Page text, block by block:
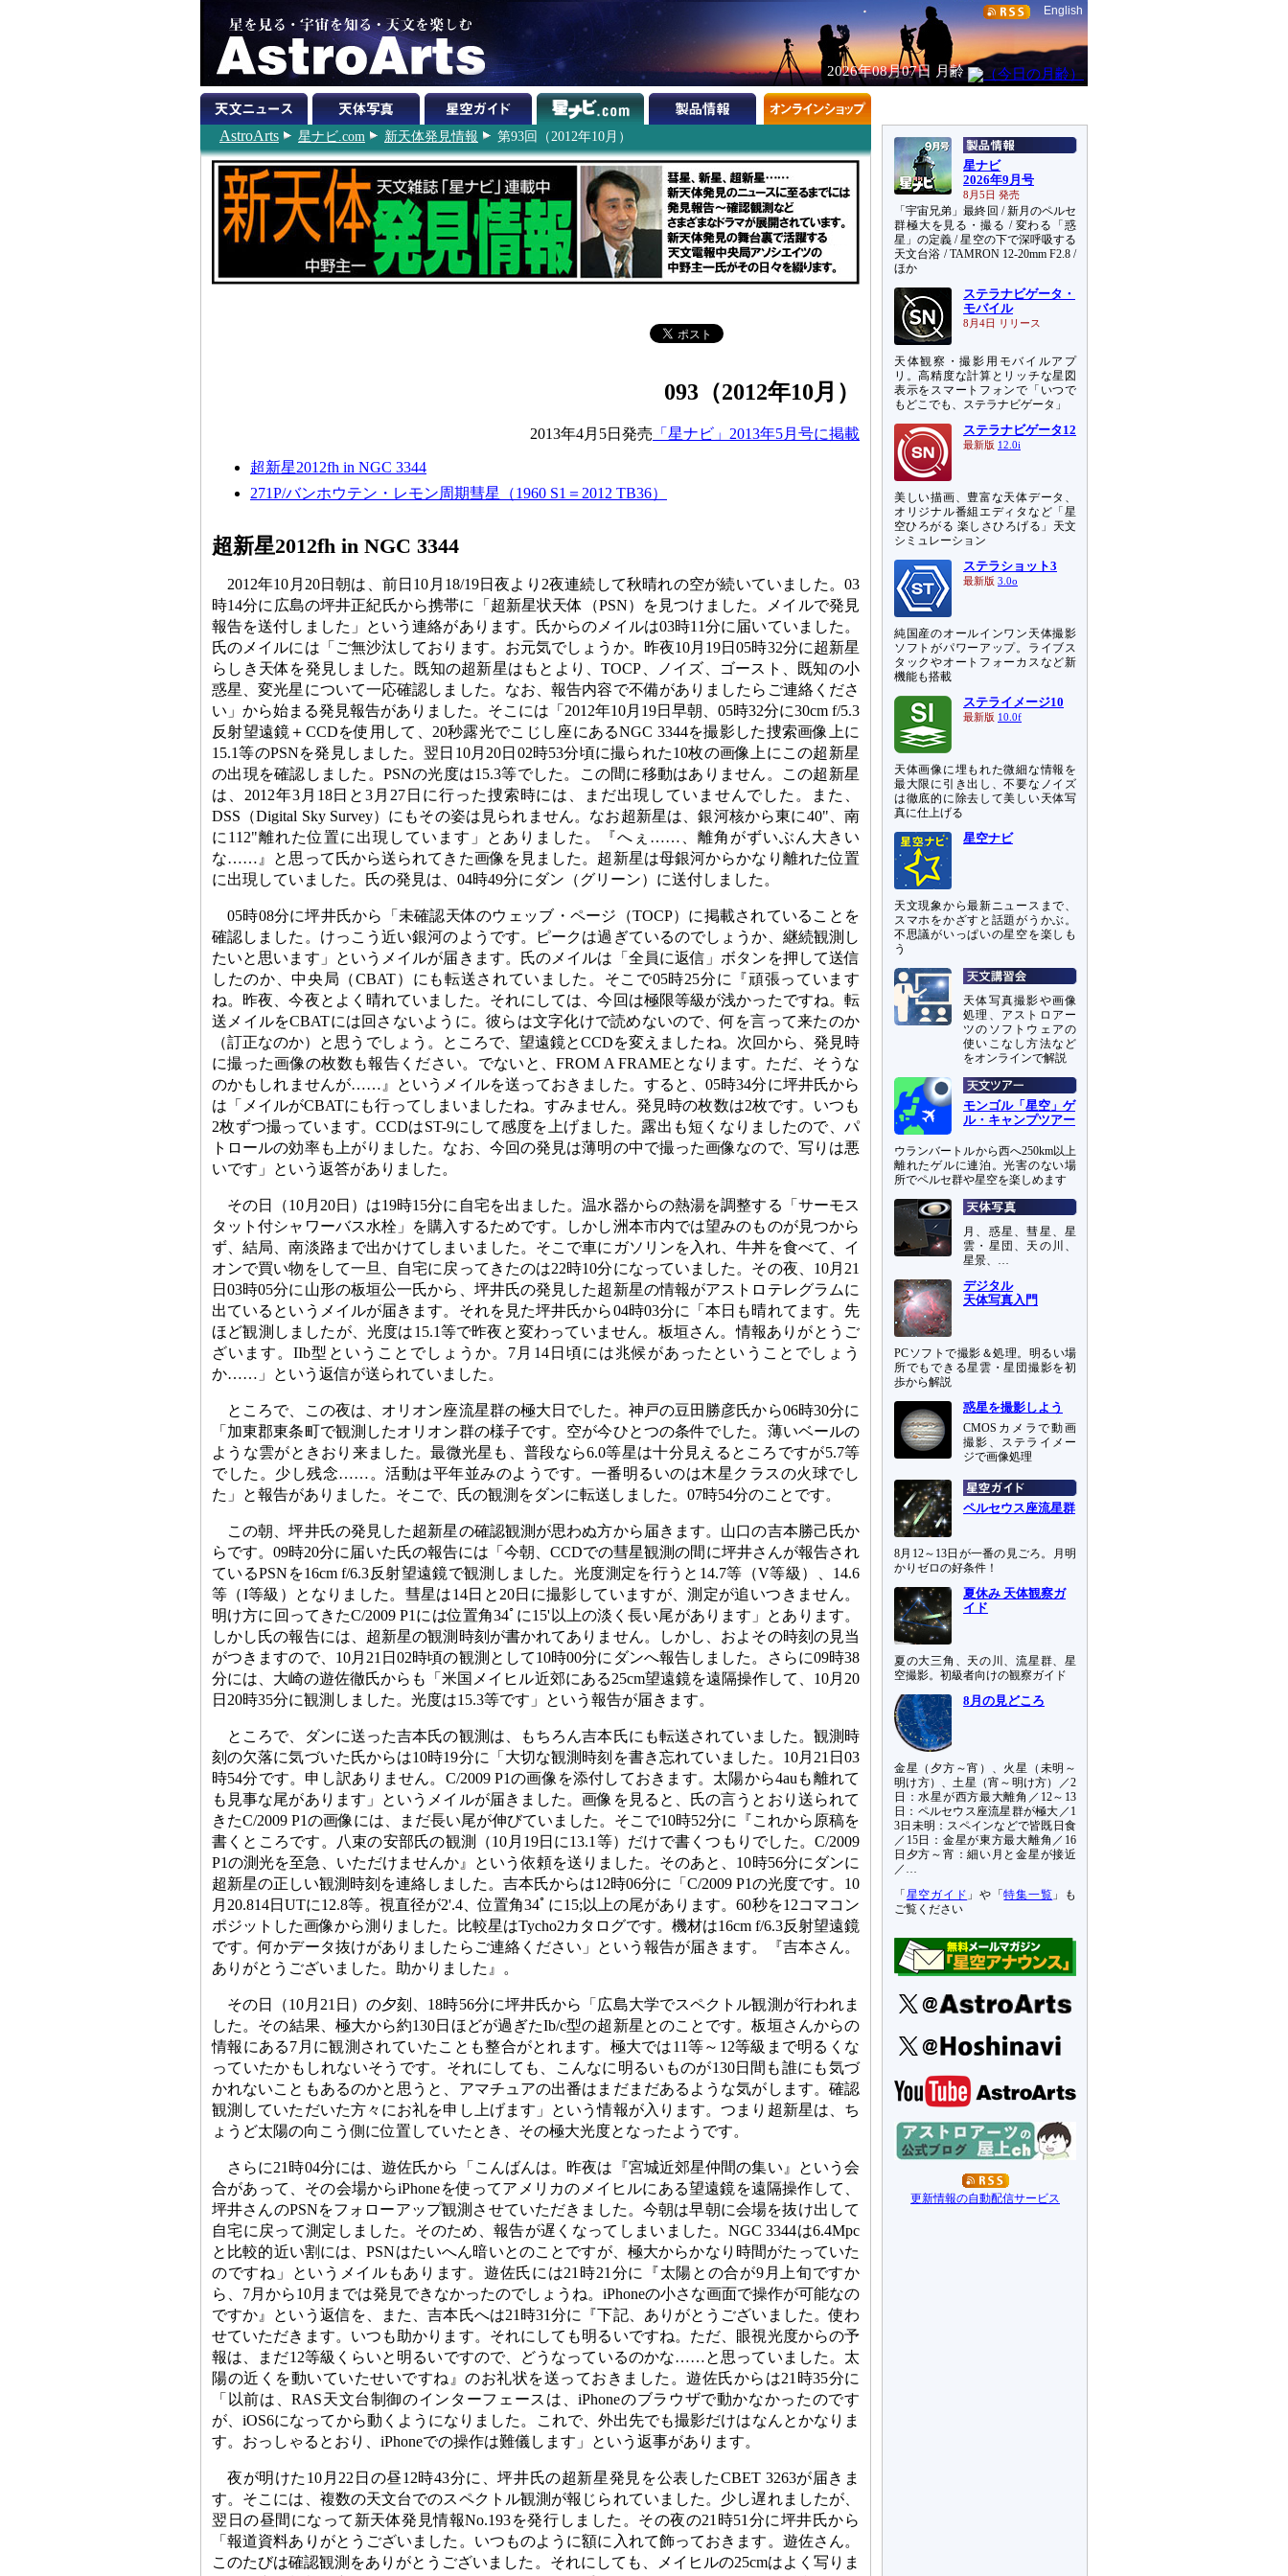
English
2026年08月07日 月齢
AstroArts 星ナビ.com 新天体発見情報 第93回（2012年10月）
093（2012年10月）
2013年4月5日発売 「星ナビ」2013年5月号に掲載
超新星2012fh in NGC 3344
271P/バンホウテン・レモン周期彗星（1960 S1＝2012 TB36）
超新星2012fh in NGC 3344
2012年10月20日朝は、前日10月18/19日夜より2夜連続して秋晴れの空が続いていました。03
時14分に広島の坪井正紀氏から携帯に「超新星状天体（PSN）を見つけました。メイルで発見
報告を送付しました」という連絡があります。氏からのメイルは03時11分に届いていました。
氏のメイルには「ご無沙汰しております。お元気でしょうか。昨夜10月19日05時32分に超新星
らしき天体を発見しました。既知の超新星はもとより、TOCP、ノイズ、ゴースト、既知の小
惑星、変光星について一応確認しました。なお、報告内容で不備がありましたらご連絡くださ
い」から始まる発見報告がありました。そこには「2012年10月19日早朝、05時32分に30cm f/5.3
反射望遠鏡＋CCDを使用して、20秒露光でこじし座にあるNGC 3344を撮影した捜索画像上に
15.1等のPSNを発見しました。翌日10月20日02時53分頃に撮られた10枚の画像上にこの超新星
の出現を確認しました。PSNの光度は15.3等でした。この間に移動はありません。この超新星
は、2012年3月18日と3月27日に行った捜索時には、まだ出現していませんでした。また、
DSS（Digital Sky Survey）にもその姿は見られません。なお超新星は、銀河核から東に40"、南
に112"離れた位置に出現しています」とありました。『へぇ……、離角がずいぶん大きい
な……』と思って氏から送られてきた画像を見ました。超新星は母銀河からかなり離れた位置
に出現していました。氏の発見は、04時49分にダン（グリーン）に送付しました。
05時08分に坪井氏から「未確認天体のウェッブ・ページ（TOCP）に掲載されていることを
確認しました。けっこう近い銀河のようです。ピークは過ぎているのでしょうか、継続観測し
たいと思います」というメイルが届きます。氏のメイルは「全員に返信」ボタンを押して送信
したのか、中央局（CBAT）にも転送されていました。そこで05時25分に『頑張っています
ね。昨夜、今夜とよく晴れていました。それにしては、今回は極限等級が浅かったですね。転
送メイルをCBATには回さないように。彼らは文字化けで読めないので、何を言って来たのか
（訂正なのか）と思うでしょう。ところで、望遠鏡とCCDを変えましたね。次回から、発見時
に撮った画像の枚数も報告ください。でないと、FROM A FRAMEとなります。ただ、そうな
のかもしれませんが……』というメイルを送っておきました。すると、05時34分に坪井氏から
は「メイルがCBATにも行ってしまいましたね。すみません。発見時の枚数は2枚です。いつも
2枚ずつ撮っています。CCDはST-9にして感度を上げました。露出も短くなりましたので、パ
トロールの効率も上がりました。なお、今回の発見は薄明の中で撮った画像なので、写りは悪
いです」という返答がありました。
その日（10月20日）は19時15分に自宅を出ました。温水器からの熱湯を調整する「サーモス
タット付シャワーバス水栓」を購入するためです。しかし洲本市内では望みのものが見つから
ず、結局、南淡路まで出かけてしまいました。そこで車にガソリンを入れ、牛丼を食べて、イ
オンで買い物をして一旦、自宅に戻ってきたのは22時10分になっていました。その夜、10月21
日03時05分に山形の板垣公一氏から、坪井氏の発見した超新星の情報がアストロテレグラムに
出ているというメイルが届きます。それを見た坪井氏から04時03分に「本日も晴れてます。先
ほど観測しましたが、光度は15.1等で昨夜と変わっていません。板垣さん。情報ありがとうご
ざいます。IIb型ということでしょうか。7月14日頃には兆候があったということでしょう
か……」という返信が送られていました。
ところで、この夜は、オリオン座流星群の極大日でした。神戸の豆田勝彦氏から06時30分に
「加東郡東条町で観測したオリオン群の様子です。空が今ひとつの条件でした。薄いベールの
ような雲がときおり来ました。最微光星も、普段なら6.0等星は十分見えるところですが5.7等
でした。少し残念……。活動は平年並みのようです。一番明るいのは木星クラスの火球でし
た」と報告がありました。そこで、氏の観測をダンに転送しました。07時54分のことです。
この朝、坪井氏の発見した超新星の確認観測が思わぬ方から届きます。山口の吉本勝己氏か
らです。09時20分に届いた氏の報告には「今朝、CCDでの彗星観測の間に坪井さんが報告され
ているPSNを16cm f/6.3反射望遠鏡で観測しました。光度測定を行うと14.7等（V等級）、14.6
等（I等級）となりました。彗星は14日と20日に撮影していますが、測定が追いつきません。
明け方に回ってきたC/2009 P1には位置角34ﾟに15'以上の淡く長い尾があります」とあります。
しかし氏の報告には、超新星の観測時刻が書かれてありません。しかし、およその時刻の見当
がつきますので、10月21日02時頃の観測として10時00分にダンへ報告しました。さらに09時38
分には、大崎の遊佐徹氏からも「米国メイヒル近郊にある25cm望遠鏡を遠隔操作して、10月20
日20時35分に観測しました。光度は15.3等です」という報告が届きます。
ところで、ダンに送った吉本氏の観測は、もちろん吉本氏にも転送されていました。観測時
刻の欠落に気づいた氏からは10時19分に「大切な観測時刻を書き忘れていました。10月21日03
時54分です。申し訳ありません。C/2009 P1の画像を添付しておきます。太陽から4auも離れて
も見事な尾があります」というメイルが届きました。画像を見ると、氏の言うとおり送られて
きたC/2009 P1の画像には、まだ長い尾が伸びていました。そこで10時52分に『これから原稿を
書くところです。八束の安部氏の観測（10月19日に13.1等）だけで書くつもりでした。C/2009
P1の測光を至急、いただけませんか』という依頼を送りました。そのあと、10時56分にダンに
超新星の正しい観測時刻を連絡しました。吉本氏からは12時06分に「C/2009 P1の光度です。10
月20.814日UTに12.8等。視直径が2'.4、位置角34ﾟに15;以上の尾があります。60秒を12コマコン
ポジットした画像から測りました。比較星はTycho2カタログです。機材は16cm f/6.3反射望遠鏡
です。何かデータ抜けがありましたらご連絡ください」という報告が届きます。『吉本さん。
ありがとうございました。助かりました』。
その日（10月21日）の夕刻、18時56分に坪井氏から「広島大学でスペクトル観測が行われま
した。その結果、極大から約130日ほどが過ぎたIb/c型の超新星とのことです。板垣さんからの
情報にある7月に観測されていたことも整合がとれます。極大では11等～12等級まで明るくな
っていたかもしれないそうです。それにしても、こんなに明るいものが130日間も誰にも気づ
かれないこともあるのかと思うと、アマチュアの出番はまだまだあるような気がします。確認
観測していただいた方々にお礼を申し上げます」という情報が入ります。つまり超新星は、ち
ょうど太陽の向こう側に位置していたとき、その極大光度となったようです。
さらに21時04分には、遊佐氏から「こんばんは。昨夜は『宮城近郊星仲間の集い』という会
合があって、その会場からiPhoneを使ってアメリカのメイヒルにある望遠鏡を遠隔操作して、
坪井さんのPSNをフォローアップ観測させていただきました。今朝は早朝に会場を抜け出して
自宅に戻って測定しました。そのため、報告が遅くなってしまいました。NGC 3344は6.4Mpc
と比較的近い割には、PSNはたいへん暗いとのことですが、極大からかなり時間がたっていた
のですね」というメイルもあります。遊佐氏には21時21分に『太陽との合が9月上旬ですか
ら、7月から10月までは発見できなかったのでしょうね。iPhoneの小さな画面で操作が可能なの
ですか』という返信を、また、吉本氏へは21時31分に『下記、ありがとうございました。使わ
せていただきます。いつも助かります。それにしても明るいですね。ただ、眼視光度からの予
報は、まだ12等級くらいと明るいですので、どうなっているのかな……と思っていました。太
陽の近くを動いていたせいですね』のお礼状を送っておきました。遊佐氏からは21時35分に
「以前は、RAS天文台制御のインターフェースは、iPhoneのブラウザで動かなかったのです
が、iOS6になってから動くようになりました。これで、外出先でも撮影だけはなんとかなりま
す。おっしゃるとおり、iPhoneでの操作は難儀します」という返事があります。
夜が明けた10月22日の昼12時43分に、坪井氏の超新星発見を公表したCBET 3263が届きま
す。そこには、複数の天文台でのスペクトル観測が報じられていました。少し遅れましたが、
翌日の昼間になって新天体発見情報No.193を発行しました。その夜の21時51分に坪井氏から
「報道資料ありがとうございました。いつものように額に入れて飾っておきます。遊佐さん。
このたびは確認観測をありがとうございました。それにしても、メイヒルの25cmはよく写りま
星ナビ
2026年9月号
8月5日 発売
「宇宙兄弟」最終回 / 新月のペルセ
群極大を見る・撮る / 変わる「惑
星」の定義 / 星空の下で深呼吸する
天文台浴 / TAMRON 12-20mm F2.8 /
ほか
ステラナビゲータ・
モバイル
8月4日 リリース
天体観察・撮影用モバイルアプ
リ。高精度な計算とリッチな星図
表示をスマートフォンで「いつで
もどこでも、ステラナビゲータ」
ステラナビゲータ12
最新版 12.0i
美しい描画、豊富な天体データ、
オリジナル番組エディタなど「星
空ひろがる 楽しさひろげる」天文
シミュレーション
ステラショット3
最新版 3.0o
純国産のオールインワン天体撮影
ソフトがパワーアップ。ライブス
タックやオートフォーカスなど新
機能も搭載
ステライメージ10
最新版 10.0f
天体画像に埋もれた微細な情報を
最大限に引き出し、不要なノイズ
は徹底的に除去して美しい天体写
真に仕上げる
星空ナビ
天文現象から最新ニュースまで、
スマホをかざすと話題がうかぶ。
不思議がいっぱいの星空を楽しも
う
天体写真撮影や画像
処理、アストロアー
ツのソフトウェアの
使いこなし方法など
をオンラインで解説
モンゴル「星空」ゲ
ル・キャンプツアー
ウランバートルから西へ250km以上
離れたゲルに連泊。光害のない場
所でペルセ群や星空を楽しめます
月、惑星、彗星、星
雲・星団、天の川、
星景、…
デジタル
天体写真入門
PCソフトで撮影＆処理。明るい場
所でもできる星雲・星団撮影を初
歩から解説
惑星を撮影しよう
CMOSカメラで動画
撮影、ステライメー
ジで画像処理
ペルセウス座流星群
8月12～13日が一番の見ごろ。月明
かりゼロの好条件！
夏休み 天体観察ガ
イド
夏の大三角、天の川、流星群、星
空撮影。初級者向けの観察ガイド
8月の見どころ
金星（夕方～宵）、火星（未明～
明け方）、土星（宵～明け方）／2
日：水星が西方最大離角／12～13
日：ペルセウス座流星群が極大／1
3日未明：スペインなどで皆既日食
／15日：金星が東方最大離角／16
日夕方～宵：細い月と金星が接近
／…
「 星空ガイド 」や「特集一覧 」も
ご覧ください
更新情報の自動配信サービス